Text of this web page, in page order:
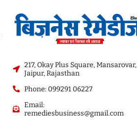
217, Okay Plus Square, Mansarovar,
Jaipur, Rajasthan
Phone: 099291 06227
Email:
remediesbusiness@gmail.com